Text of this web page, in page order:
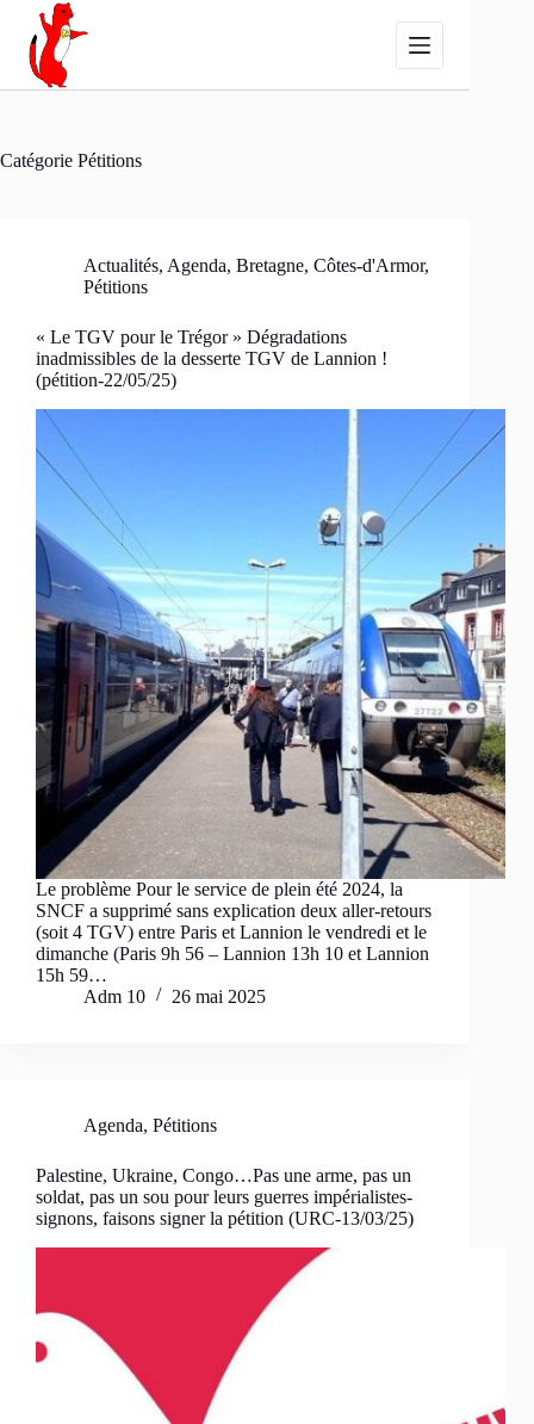
Passer
contenu
Catégorie Pétitions
Actualités, Agenda, Bretagne, Côtes-d'Armor,
Pétitions
« Le TGV pour le Trégor » Dégradations
inadmissibles de la desserte TGV de Lannion !
(pétition-22/05/25)
Le problème Pour le service de plein été 2024, la
SNCF a supprimé sans explication deux aller-retours
(soit 4 TGV) entre Paris et Lannion le vendredi et le
dimanche (Paris 9h 56 – Lannion 13h 10 et Lannion
15h 59…
Adm 10
26 mai 2025
Agenda, Pétitions
Palestine, Ukraine, Congo…Pas une arme, pas un
soldat, pas un sou pour leurs guerres impérialistes-
signons, faisons signer la pétition (URC-13/03/25)